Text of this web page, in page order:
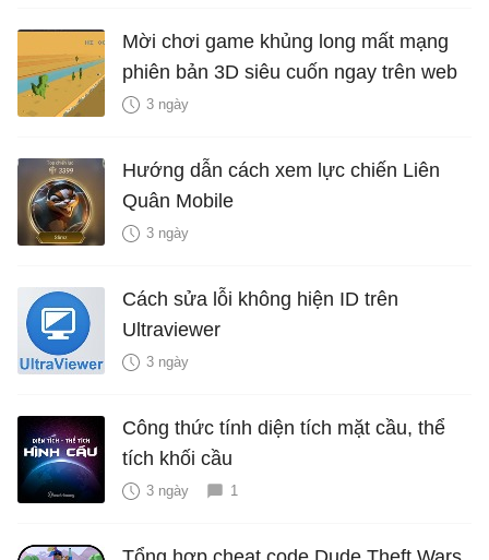
Mời chơi game khủng long mất mạng
phiên bản 3D siêu cuốn ngay trên web
3 ngày
Hướng dẫn cách xem lực chiến Liên
Quân Mobile
3 ngày
Cách sửa lỗi không hiện ID trên
Ultraviewer
3 ngày
Công thức tính diện tích mặt cầu, thể
tích khối cầu
3 ngày 1